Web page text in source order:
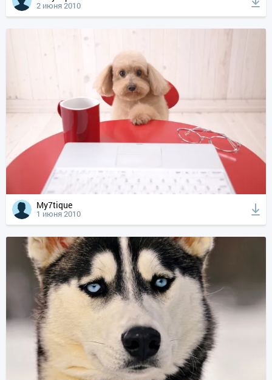
2 июня 2010
My7tique
1 июня 2010